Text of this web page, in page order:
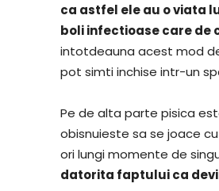
ca astfel ele au o viata
boli infectioase care de
intotdeauna acest mod
pot simti inchise intr-un
Pe de alta parte pisica
obisnuieste sa se joace
ori lungi momente de
datorita faptului ca